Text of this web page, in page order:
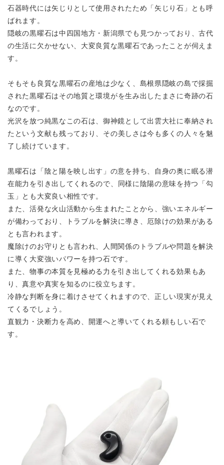
石器時代には矢じりとして使用されたため「矢じり石」とも呼
ばれます。
隠岐の黒曜石は中四国地方・新潟県でも見つかっており、古代
の生活に欠かせない、大変良質な黒曜石であったことが伺えま
す。
そもそも良質な黒曜石の産地は少なく、島根県隠岐の島で採掘
された黒曜石はその地質と環境がを生み出したまさに奇跡の石
なのです。
光沢を放つ純黒なこの石は、御神鏡として出雲大社に奉納され
たという 文献も残っており、その美しさは今も多くの人々を魅
了し続けています。
黒曜石は「陰と陽を映し出す」の意を持ち、自身の奥に眠る潜
在能力を引き出してくれるので、 同様に陰陽の意味を持つ「勾
玉」とも大変良い相性です。
また、活発な火山活動から生まれたことから、強いエネルギー
が備わっており、
トラブルを解決に導き、厄除けの効果がある
とも言われます。
魔除けのお守りとも言われ、人間関係のトラブルや問題を解決
に導く大変強いパワーを持つ石です。
また、物事の本質を見極める力を引き出してくれる効果もあ
り、真意や真実を知るのに役立ちます。
冷静な判断を身に着けさせてくれますので、正しい現実が見え
てくるでしょう。
直観力・決断力を高め、開運へと導いてくれる頼もしい石で
す。